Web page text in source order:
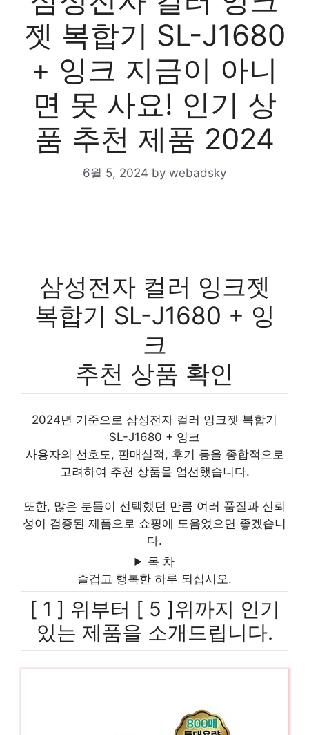
젯 복합기 SL-J1680
+ 잉크 지금이 아니
면 못 사요! 인기 상
품 추천 제품 2024
6월 5, 2024 by webadsky
삼성전자 컬러 잉크젯
복합기 SL-J1680 + 잉
크
추천 상품 확인
2024년 기준으로 삼성전자 컬러 잉크젯 복합기
SL-J1680 + 잉크
사용자의 선호도, 판매실적, 후기 등을 종합적으로
고려하여 추천 상품을 엄선했습니다.
또한, 많은 분들이 선택했던 만큼 여러 품질과 신뢰
성이 검증된 제품으로 쇼핑에 도움었으면 좋겠습니
다.
목 차
즐겁고 행복한 하루 되십시오.
[ 1 ] 위부터 [ 5 ]위까지 인기
있는 제품을 소개드립니다.